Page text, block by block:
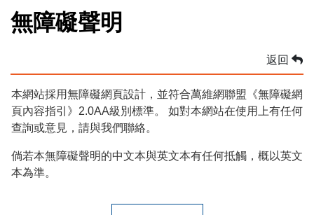
無障礙聲明
返回
本網站採用無障礙網頁設計，並符合萬維網聯盟《無障礙網
頁內容指引》2.0AA級別標準。 如對本網站在使用上有任何
查詢或意見，請與我們聯絡。
倘若本無障礙聲明的中文本與英文本有任何抵觸，概以英文
本為準。